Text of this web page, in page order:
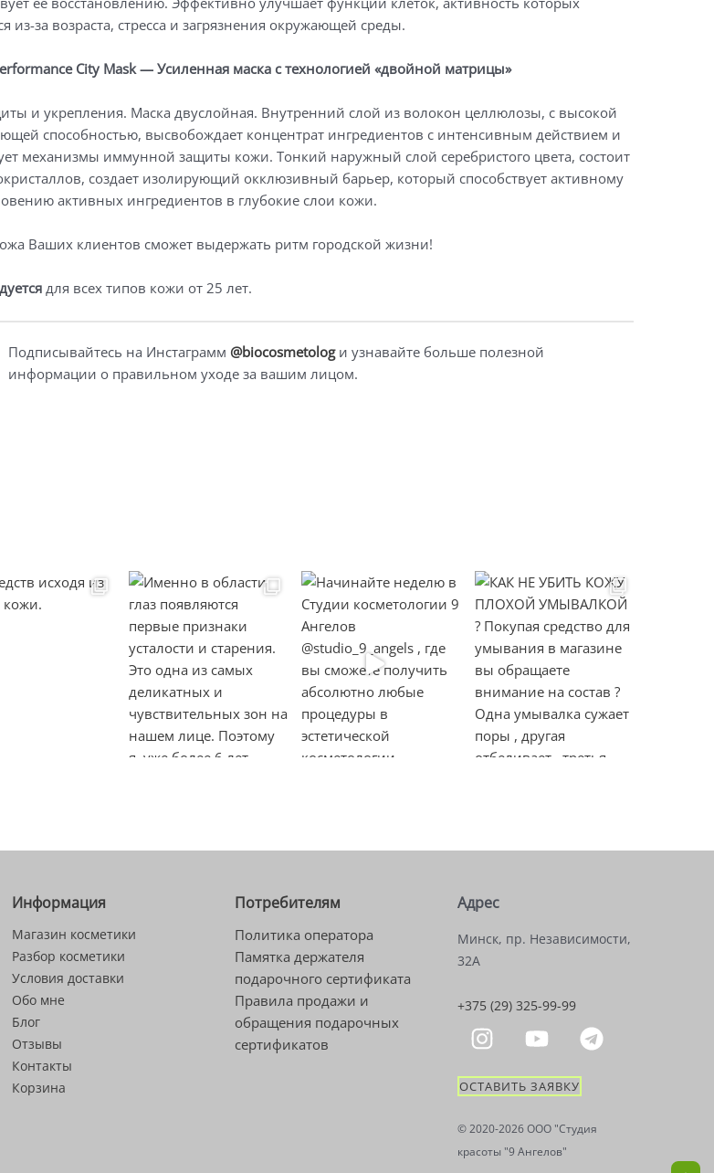
из-за возраста, стресса и загрязнения окружающей среды.
City Mask — Усиленная маска с технологией «двойной матрицы»
и укрепления. Маска двуслойная. Внутренний слой из волокон целлюлозы, с высокой
способностью, высвобождает концентрат ингредиентов с интенсивным действием и
механизмы иммунной защиты кожи. Тонкий наружный слой серебристого цвета, состоит
создает изолирующий окклюзивный барьер, который способствует активному
активных ингредиентов в глубокие слои кожи.
Ваших клиентов сможет выдержать ритм городской жизни!
для всех типов кожи от 25 лет.
Подписывайтесь на Инстаграмм @biocosmetologи узнавайте больше полезной
информации о правильном уходе за вашим лицом.
Информация
Магазин косметики
Разбор косметики
Условия доставки
Обо мне
Блог
Отзывы
Контакты
Корзина
Потребителям
Политика оператора
Памятка держателя
подарочного сертификата
Правила продажи и
обращения подарочных
сертификатов
Адрес
Минск, пр. Независимости,
32А
+375 (29) 325-99-99
ОСТАВИТЬ ЗАЯВКУ
© 2020-2026 OOO "Студия
красоты "9 Ангелов"